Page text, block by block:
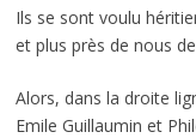
Ils se sont voulu
et plus près de nous
Alors, dans la droite
Emile Guillaumin et